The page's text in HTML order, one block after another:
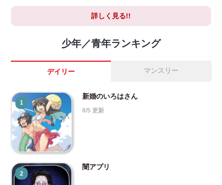
詳しく見る!!
少年／青年ランキング
デイリー マンスリー
1
新婚のいろはさん
8/5 更新
2
闇アプリ